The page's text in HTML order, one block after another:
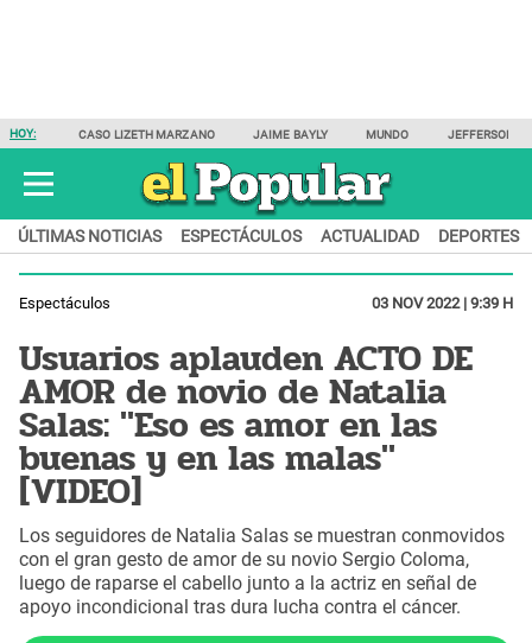
HOY: CASO LIZETH MARZANO JAIME BAYLY MUNDO JEFFERSON
ÚLTIMAS NOTICIAS ESPECTÁCULOS ACTUALIDAD DEPORTES
Espectáculos 03 NOV 2022 | 9:39 H
Usuarios aplauden ACTO DE
AMOR de novio de Natalia
Salas: "Eso es amor en las
buenas y en las malas"
[VIDEO]
Los seguidores de Natalia Salas se muestran conmovidos
con el gran gesto de amor de su novio Sergio Coloma,
luego de raparse el cabello junto a la actriz en señal de
apoyo incondicional tras dura lucha contra el cáncer.